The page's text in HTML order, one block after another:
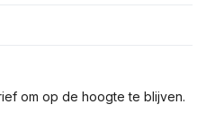
om op de hoogte te blijven.